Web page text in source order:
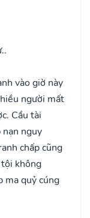
vào giờ này
người mất
Cầu tài
nạn nguy
chấp cũng
không
ma quỷ cúng